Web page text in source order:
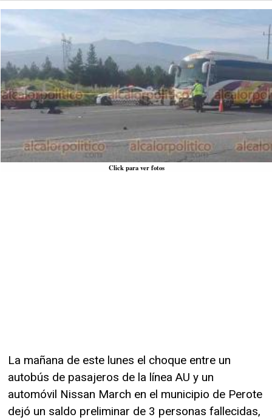
Click para ver fotos
La mañana de este lunes el choque entre un
autobús de pasajeros de la línea AU y un
automóvil Nissan March en el municipio de Perote
dejó un saldo preliminar de 3 personas fallecidas,